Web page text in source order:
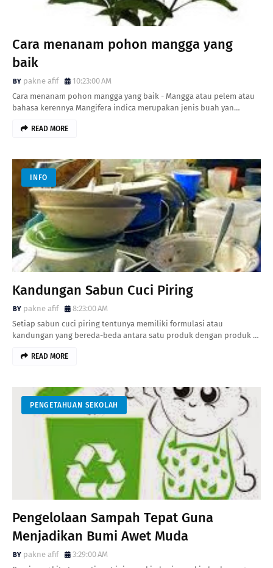
Cara menanam pohon mangga yang
baik
pakne afif
10:23:00 AM
Cara menanam pohon mangga yang baik - Mangga atau pelem atau
bahasa kerennya Mangifera indica merupakan jenis buah yan…
READ MORE
INFO
Kandungan Sabun Cuci Piring
pakne afif
8:23:00 AM
Setiap sabun cuci piring tentunya memiliki formulasi atau
kandungan yang bereda-beda antara satu produk dengan produk …
READ MORE
PENGETAHUAN SEKOLAH
Pengelolaan Sampah Tepat Guna
Menjadikan Bumi Awet Muda
pakne afif
3:29:00 AM